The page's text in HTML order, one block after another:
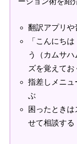
翻訳アプリや
「こんにち
う（カムサ
ズを覚えてお
指差しメニュ
ぶ
困ったとき
せて相談する